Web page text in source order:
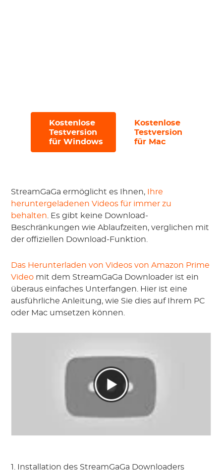
Kostenlose
Testversion
für Windows
Kostenlose
Testversion
für Mac
StreamGaGa ermöglicht es Ihnen,
Ihre
heruntergeladenen Videos für immer zu
behalten . Es gibt keine Download-
Beschränkungen wie Ablaufzeiten, verglichen mit
der offiziellen Download-Funktion.
Das Herunterladen von Videos von Amazon Prime
Video mit dem StreamGaGa Downloader ist ein
überaus einfaches Unterfangen. Hier ist eine
ausführliche Anleitung, wie Sie dies auf Ihrem PC
oder Mac umsetzen können.
1. Installation des StreamGaGa Downloaders